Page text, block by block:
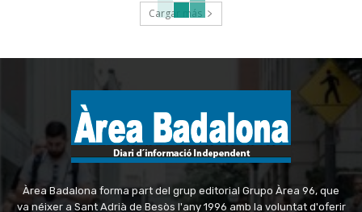
Cargar más
Àrea Badalona forma part del grup editorial Grupo Àrea 96, que
va néixer a Sant Adrià de Besòs l'any 1996 amb la voluntat d'oferir